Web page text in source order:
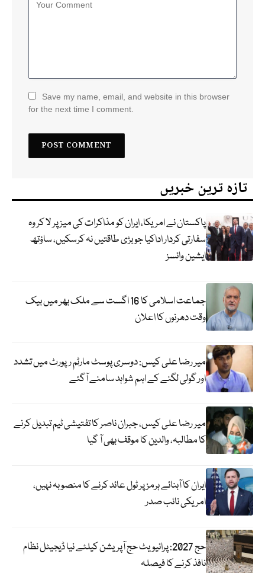
Save my name, email, and website in this browser
for the next time I comment.
تازہ ترین خبریں
پاکستان نے امریکا، ایران کو مذاکرات کی میز پر لا کر وہ
سفارتی کردار اداکیا جو بڑی طاقتیں نہ کرسکیں، ساؤتھ
ایشین وائسز
جماعت اسلامی کا 16 اگست سے ملک بھر میں بیک
وقت دھرنوں کا اعلان
میر رضا علی کیس: دوسری پوسٹ مارٹم رپورٹ میں تشدد
اور گولی لگنے کے اہم شواہد سامنے آگئے
میر رضا علی کیس، جبران ناصر کا تفتیشی ٹیم تبدیل کرنے
کا مطالبہ، والدین کا موقف بھی آ گیا
ایران کا آبنائے ہرمز پر ٹول عائد کرنے کا منصوبہ نہیں،
امریکی نائب صدر
حج 2027: پرائیویٹ حج آپریشن کیلئے نیا ڈیجیٹل نظام
نافذ کرنے کا فیصلہ